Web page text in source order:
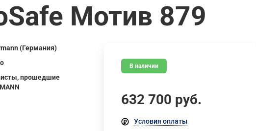
Мотив 879
(Германия)
прошедшие
В наличии
632 700 руб.
Условия оплаты